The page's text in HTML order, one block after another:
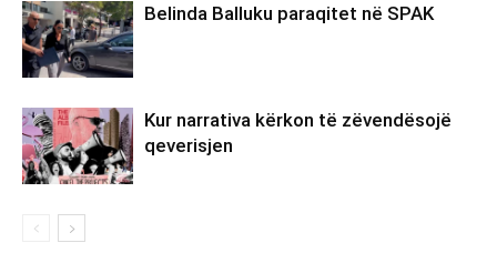
Belinda Balluku paraqitet në SPAK
Kur narrativa kërkon të zëvendësojë
qeverisjen